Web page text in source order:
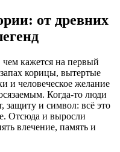
от древних
кажется на первый
корицы, вытертые
и человеческое желание
Когда-то люди
защиту и символ: всё это
Отсюда и выросли
влечение, память и